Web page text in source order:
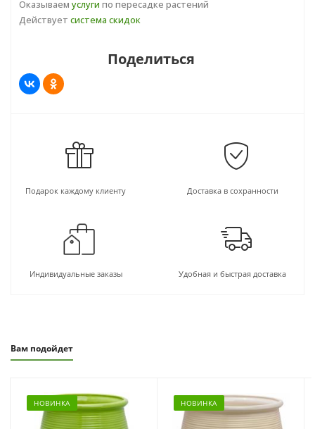
Оказываем услуги по пересадке растений
Действует система скидок
Поделиться
Подарок каждому клиенту Доставка в сохранности
Индивидуальные заказы Удобная и быстрая доставка
Вам подойдет
НОВИНКА НОВИНКА